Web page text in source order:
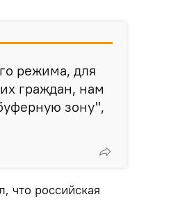
режима, для
граждан, нам
зону",
что российская